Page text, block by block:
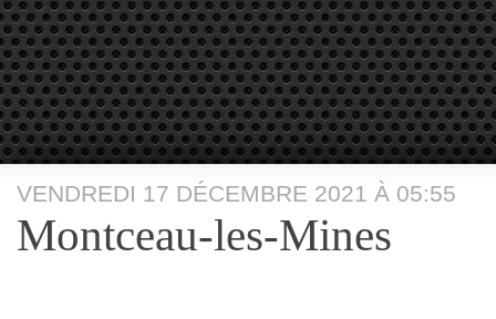
VENDREDI 17 DÉCEMBRE 2021 À 05:55
Montceau-les-Mines